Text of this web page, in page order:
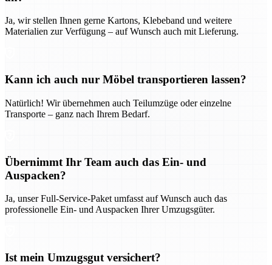
Ja, wir stellen Ihnen gerne Kartons, Klebeband und weitere
Materialien zur Verfügung – auf Wunsch auch mit Lieferung.
Kann ich auch nur Möbel transportieren lassen?
Natürlich! Wir übernehmen auch Teilumzüge oder einzelne
Transporte – ganz nach Ihrem Bedarf.
Übernimmt Ihr Team auch das Ein- und
Auspacken?
Ja, unser Full-Service-Paket umfasst auf Wunsch auch das
professionelle Ein- und Auspacken Ihrer Umzugsgüter.
Ist mein Umzugsgut versichert?